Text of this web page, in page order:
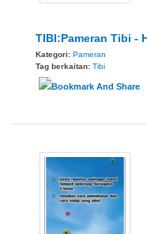
TIBI:Pameran Tibi -
Kategori: Pameran
Tag berkaitan: Tibi